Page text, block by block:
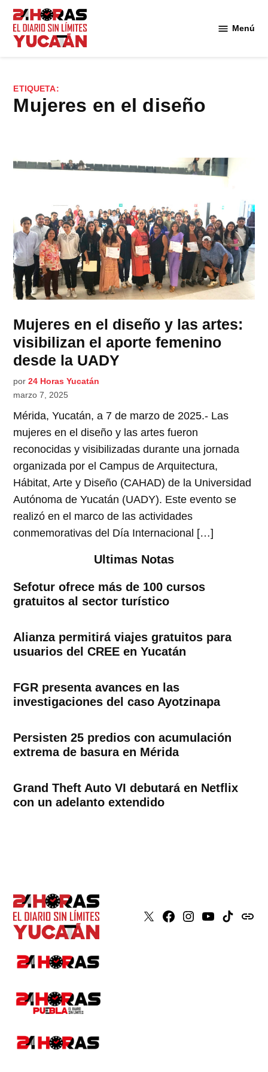
Saltar
contenido
Menú
ETIQUETA:
mujeres en el diseño
Mujeres en el diseño y las artes:
visibilizan el aporte femenino
desde la UADY
por 24 Horas Yucatán
marzo 7, 2025
Mérida, Yucatán, a 7 de marzo de 2025.- Las
mujeres en el diseño y las artes fueron
reconocidas y visibilizadas durante una jornada
organizada por el Campus de Arquitectura,
Hábitat, Arte y Diseño (CAHAD) de la Universidad
Autónoma de Yucatán (UADY). Este evento se
realizó en el marco de las actividades
conmemorativas del Día Internacional […]
Ultimas Notas
Sefotur ofrece más de 100 cursos
gratuitos al sector turístico
Alianza permitirá viajes gratuitos para
usuarios del CREE en Yucatán
FGR presenta avances en las
investigaciones del caso Ayotzinapa
Persisten 25 predios con acumulación
extrema de basura en Mérida
Grand Theft Auto VI debutará en Netflix
con un adelanto extendido
X Faceboook
Instagram
YoutubeTiktokissuu